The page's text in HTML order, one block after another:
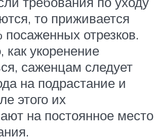
то приживается
посаженных отрезков.
как укоренение
саженцам следует
на подрастание и
этого их
на постоянное место